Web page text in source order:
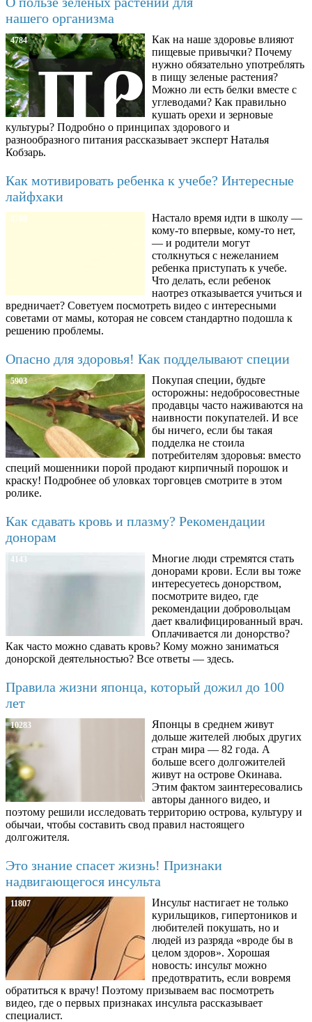
нашего организма
4784
Как на наше здоровье влияют
пищевые привычки? Почему
нужно обязательно употреблять
в пищу зеленые растения?
Можно ли есть белки вместе с
углеводами? Как правильно
кушать орехи и зерновые
культуры? Подробно о принципах здорового и
разнообразного питания рассказывает эксперт Наталья
Кобзарь.
Как мотивировать ребенка к учебе? Интересные
лайфхаки
8780
Настало время идти в школу —
кому-то впервые, кому-то нет,
— и родители могут
столкнуться с нежеланием
ребенка приступать к учебе.
Что делать, если ребенок
наотрез отказывается учиться и
вредничает? Советуем посмотреть видео с интересными
советами от мамы, которая не совсем стандартно подошла к
решению проблемы.
Опасно для здоровья! Как подделывают специи
5903
Покупая специи, будьте
осторожны: недобросовестные
продавцы часто наживаются на
наивности покупателей. И все
бы ничего, если бы такая
подделка не стоила
потребителям здоровья: вместо
специй мошенники порой продают кирпичный порошок и
краску! Подробнее об уловках торговцев смотрите в этом
ролике.
Как сдавать кровь и плазму? Рекомендации
донорам
4143
Многие люди стремятся стать
донорами крови. Если вы тоже
интересуетесь донорством,
посмотрите видео, где
рекомендации добровольцам
дает квалифицированный врач.
Оплачивается ли донорство?
Как часто можно сдавать кровь? Кому можно заниматься
донорской деятельностью? Все ответы — здесь.
Правила жизни японца, который дожил до 100
лет
10283
Японцы в среднем живут
дольше жителей любых других
стран мира — 82 года. А
больше всего долгожителей
живут на острове Окинава.
Этим фактом заинтересовались
авторы данного видео, и
поэтому решили исследовать территорию острова, культуру и
обычаи, чтобы составить свод правил настоящего
долгожителя.
Это знание спасет жизнь! Признаки
надвигающегося инсульта
11807
Инсульт настигает не только
курильщиков, гипертоников и
любителей покушать, но и
людей из разряда «вроде бы в
целом здоров». Хорошая
новость: инсульт можно
предотвратить, если вовремя
обратиться к врачу! Поэтому призываем вас посмотреть
видео, где о первых признаках инсульта рассказывает
специалист.